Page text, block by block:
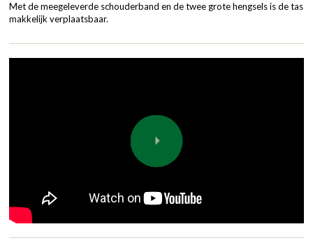
Met de meegeleverde schouderband en de twee grote hengsels is de tas
makkelijk verplaatsbaar.